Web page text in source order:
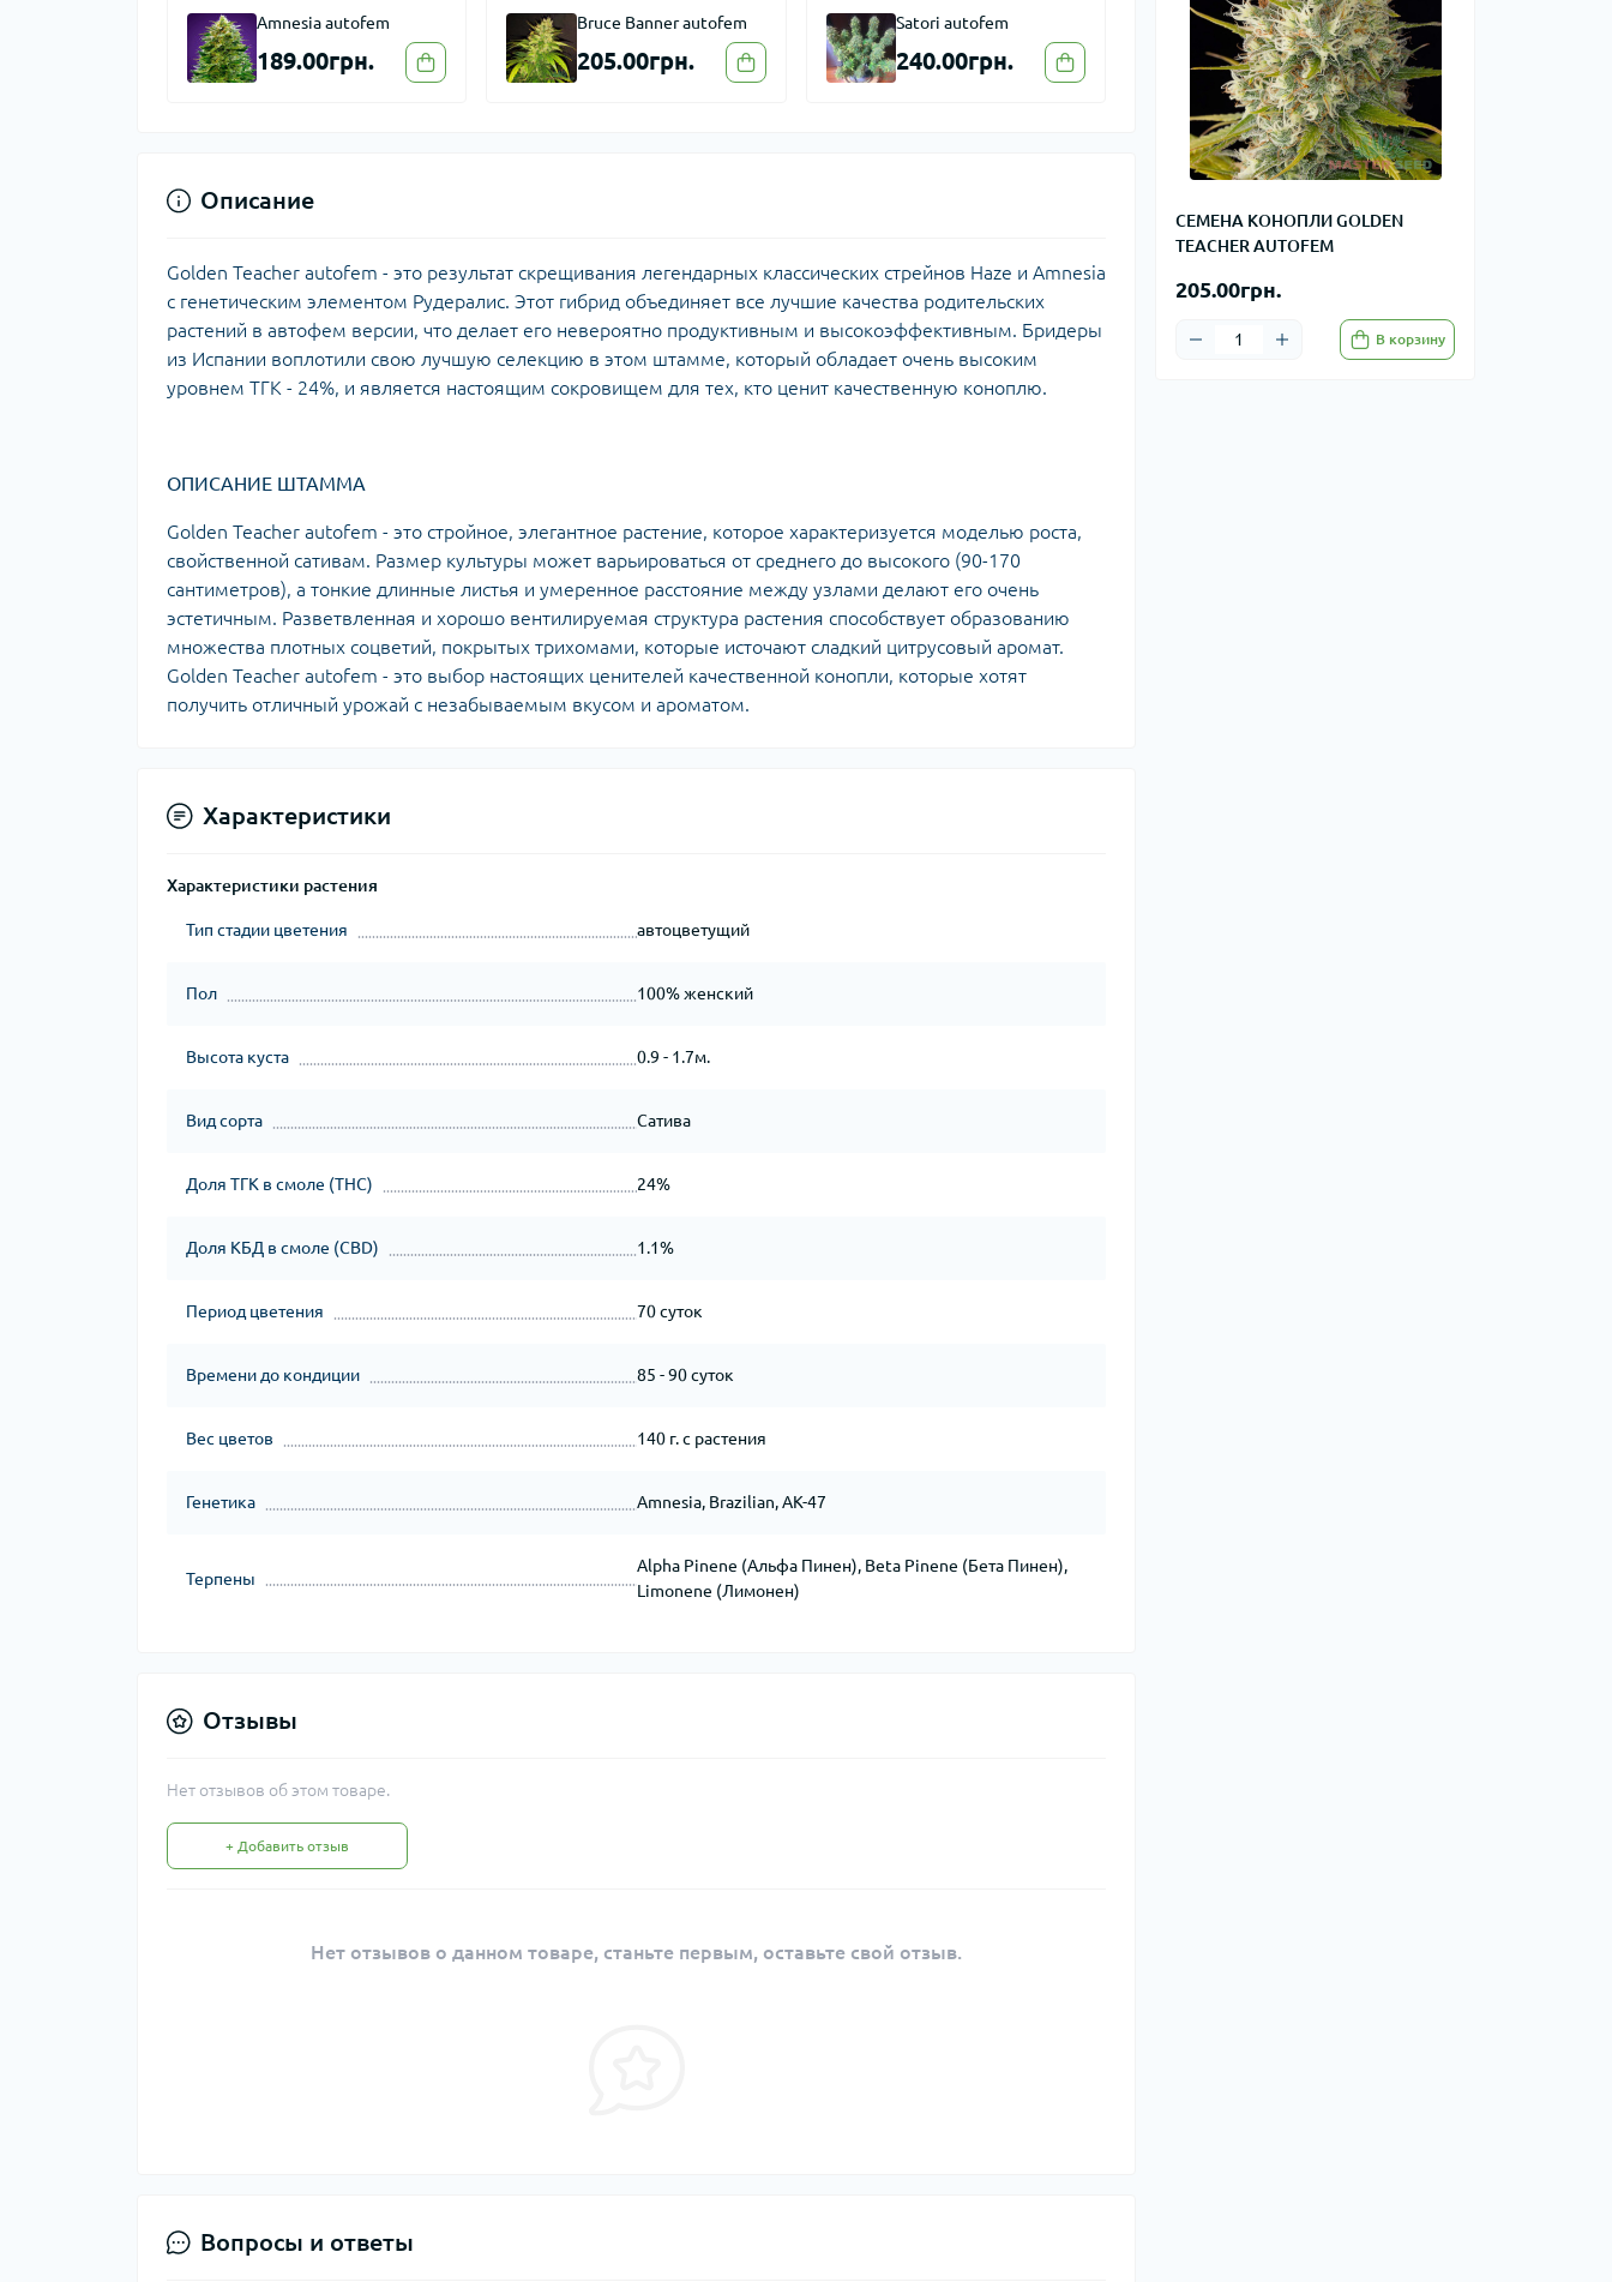
СЕМЕНА КОНОПЛИ GOLDEN
TEACHER AUTOFEM
205.00грн.
В корзину
Amnesia autofem
189.00грн.
Bruce Banner autofem
205.00грн.
Satori autofem
240.00грн.
Описание
Golden Teacher autofem - это результат скрещивания легендарных классических стрейнов Haze и Amnesia
с генетическим элементом Рудералис. Этот гибрид объединяет все лучшие качества родительских
растений в автофем версии, что делает его невероятно продуктивным и высокоэффективным. Бридеры
из Испании воплотили свою лучшую селекцию в этом штамме, который обладает очень высоким
уровнем ТГК - 24%, и является настоящим сокровищем для тех, кто ценит качественную коноплю.
ОПИСАНИЕ ШТАММА
Golden Teacher autofem - это стройное, элегантное растение, которое характеризуется моделью роста,
свойственной сативам. Размер культуры может варьироваться от среднего до высокого (90-170
сантиметров), а тонкие длинные листья и умеренное расстояние между узлами делают его очень
эстетичным. Разветвленная и хорошо вентилируемая структура растения способствует образованию
множества плотных соцветий, покрытых трихомами, которые источают сладкий цитрусовый аромат.
Golden Teacher autofem - это выбор настоящих ценителей качественной конопли, которые хотят
получить отличный урожай с незабываемым вкусом и ароматом.
Характеристики
Характеристики растения
Тип стадии цветения автоцветущий
Пол 100% женский
Высота куста 0.9 - 1.7м.
Вид сорта Сатива
Доля ТГК в смоле (THC) 24%
Доля КБД в смоле (CBD) 1.1%
Период цветения 70 суток
Времени до кондиции 85 - 90 суток
Вес цветов 140 г. с растения
Генетика Amnesia, Brazilian, AK-47
Терпены
Alpha Pinene (Альфа Пинен), Beta Pinene (Бета Пинен),
Limonene (Лимонен)
Отзывы
Нет отзывов об этом товаре.
+ Добавить отзыв
Нет отзывов о данном товаре, станьте первым, оставьте свой отзыв.
Вопросы и ответы